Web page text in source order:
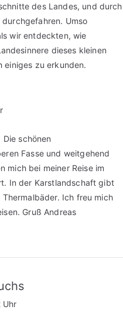
des Landes, und durch
Umso
wir entdeckten, wie
dieses kleinen
einiges zu erkunden.
Die schönen
Fasse und weitgehend
mich bei meiner Reise im
In der Karstlandschaft gibt
Ich freu mich
Gruß Andreas
Uhr